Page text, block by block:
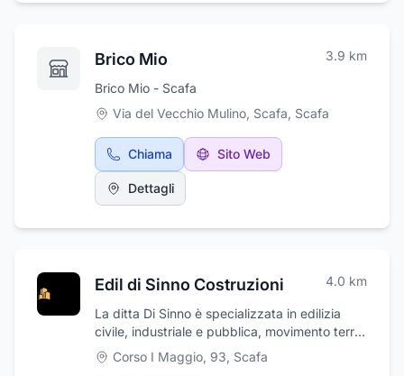
Brico Mio 3.9 km
Brico Mio - Scafa
Via del Vecchio Mulino, Scafa, Scafa
Chiama Sito Web
Dettagli
Edil di Sinno Costruzioni 4.0 km
La ditta Di Sinno è specializzata in edilizia
civile, industriale e pubblica, movimento terra,
restauri, lavorazioni in ferro, manutenzione
ordinaria e straordinaria oltre che di recupero
Corso I Maggio, 93, Scafa